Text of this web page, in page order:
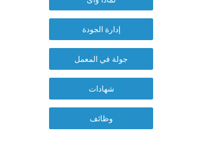
إدارة الجودة
جولة في المعمل
شهادات
وظائف